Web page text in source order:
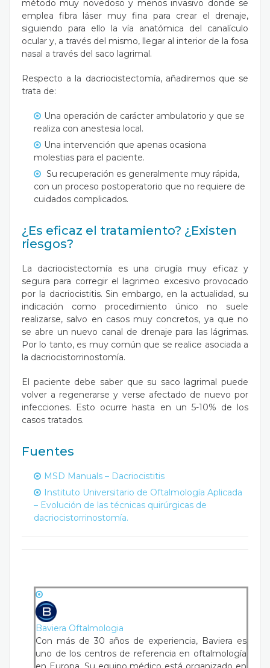
método muy novedoso y menos invasivo donde se
emplea fibra láser muy fina para crear el drenaje,
siguiendo para ello la vía anatómica del canalículo
ocular y, a través del mismo, llegar al interior de la fosa
nasal a través del saco lagrimal.
Respecto a la dacriocistectomía, añadiremos que se
trata de:
Una operación de carácter ambulatorio y que se
realiza con anestesia local.
Una intervención que apenas ocasiona
molestias para el paciente.
Su recuperación es generalmente muy rápida,
con un proceso postoperatorio que no requiere de
cuidados complicados.
¿Es eficaz el tratamiento? ¿Existen
riesgos?
La dacriocistectomía es una cirugía muy eficaz y
segura para corregir el lagrimeo excesivo provocado
por la dacriocistitis. Sin embargo, en la actualidad, su
indicación como procedimiento único no suele
realizarse, salvo en casos muy concretos, ya que no
se abre un nuevo canal de drenaje para las lágrimas.
Por lo tanto, es muy común que se realice asociada a
la dacriocistorrinostomía.
El paciente debe saber que su saco lagrimal puede
volver a regenerarse y verse afectado de nuevo por
infecciones. Esto ocurre hasta en un 5-10% de los
casos tratados.
Fuentes
MSD Manuals – Dacriocistitis
Instituto Universitario de Oftalmología Aplicada
– Evolución de las técnicas quirúrgicas de
dacriocistorrinostomía.
Baviera Oftalmologia
Con más de 30 años de experiencia, Baviera es
uno de los centros de referencia en oftalmología